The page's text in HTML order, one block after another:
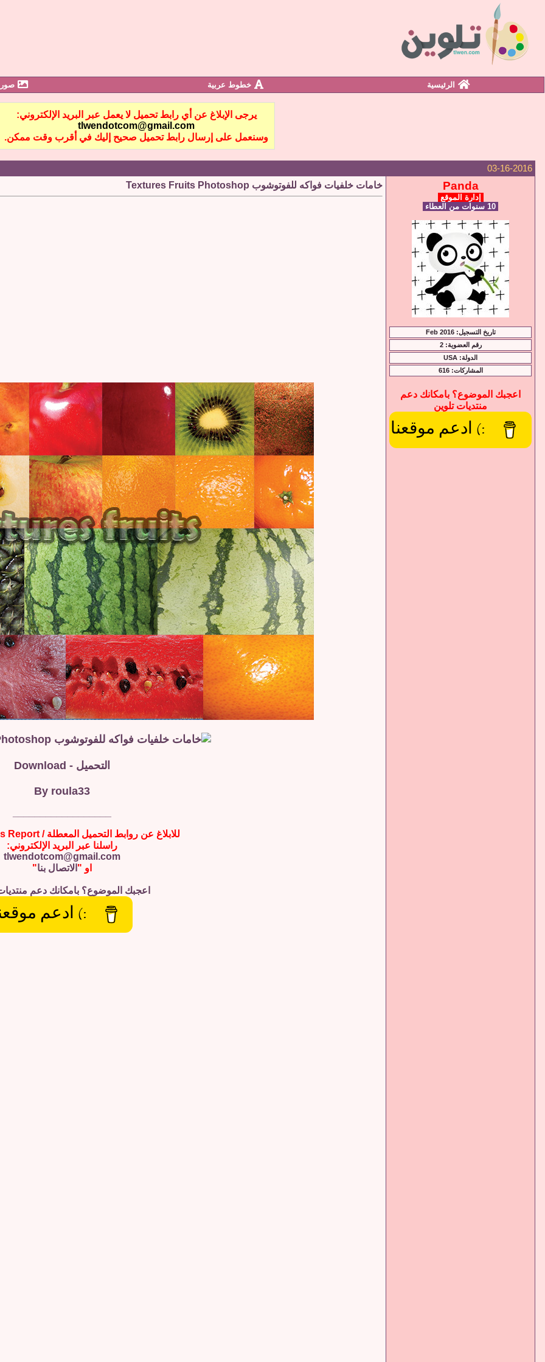
الرئيسية خطوط عربية صور
يرجى الإبلاغ عن أي رابط تحميل لا يعمل عبر البريد الإلكتروني:
tlwendotcom@gmail.com
وسنعمل على إرسال رابط تحميل صحيح إليك في أقرب وقت ممكن.
03-16-2016
Panda
إدارة الموقع
تاريخ التسجيل: Feb 2016
رقم العضوية: 2
الدولة: USA
المشاركات: 616
اعجبك الموضوع؟ بامكانك دعم
منتديات تلوين
:) ادعم موقعنا
خامات خلفيات فواكه للفوتوشوب Textures Fruits Photoshop
التحميل - Download
By roula33
للابلاغ عن روابط التحميل المعطلة / Broken Links Report
راسلنا عبر البريد الإلكتروني:
tlwendotcom@gmail.com
او " الاتصال بنا"
اعجبك الموضوع؟ بامكانك دعم
:) ادعم